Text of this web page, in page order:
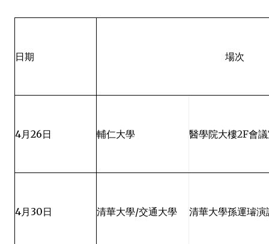
日期 場次
4月26日 輔仁大學 醫學院大樓2F會
4月 30日 清華大學/交通大學 清華大學孫運璿演